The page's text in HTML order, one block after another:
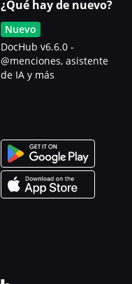
¿Qué hay de nuevo?
Nuevo
DocHub v6.6.0 -
@menciones, asistente
de IA y más